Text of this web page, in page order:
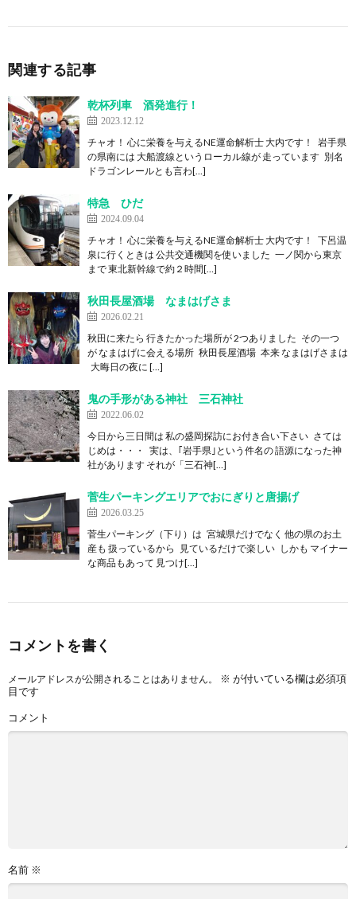
関連する記事
乾杯列車 酒発進行！
2023.12.12
チャオ！ 心に栄養を与えるNE運命解析士 大内です！ 岩手県
の県南には 大船渡線というローカル線が 走っています 別名
ドラゴンレールとも言わ[…]
特急 ひだ
2024.09.04
チャオ！ 心に栄養を与えるNE運命解析士 大内です！ 下呂温
泉に行くときは 公共交通機関を使いました 一ノ関から東京
まで 東北新幹線で約２時間[…]
秋田長屋酒場 なまはげさま
2026.02.21
秋田に来たら 行きたかった場所が 2つありました その一つ
が なまはげに会える場所 秋田長屋酒場 本来 なまはげさまは
大晦日の夜に […]
鬼の手形がある神社 三石神社
2022.06.02
今日から三日間は 私の盛岡探訪にお付き合い下さい さては
じめは・・・ 実は、｢岩手県｣という件名の 語源になった神
社があります それが「三石神[…]
菅生パーキングエリアでおにぎりと唐揚げ
2026.03.25
菅生パーキング（下り）は 宮城県だけでなく 他の県のお土
産も 扱っているから 見ているだけで楽しい しかも マイナー
な商品もあって 見つけ[…]
コメントを書く
メールアドレスが公開されることはありません。 ※ が付いている欄は必須項
目です
コメント
名前 ※